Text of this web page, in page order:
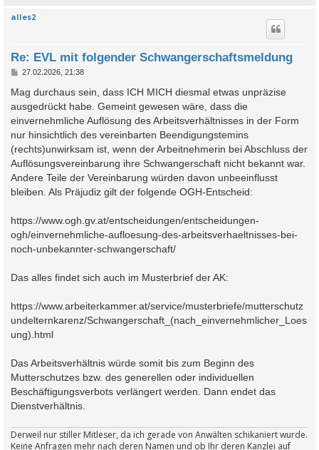
alles2
Re: EVL mit folgender Schwangerschaftsmeldung
B
i
r
a
g
27.02.2026, 21:38
Mag durchaus sein, dass ICH MICH diesmal etwas unpräzise
ausgedrückt habe. Gemeint gewesen wäre, dass die
einvernehmliche Auflösung des Arbeitsverhältnisses in der Form
nur hinsichtlich des vereinbarten Beendigungstemins
(rechts)unwirksam ist, wenn der Arbeitnehmerin bei Abschluss der
Auflösungsvereinbarung ihre Schwangerschaft nicht bekannt war.
Andere Teile der Vereinbarung würden davon unbeeinflusst
bleiben. Als Präjudiz gilt der folgende OGH-Entscheid:
https://www.ogh.gv.at/entscheidungen/entscheidungen-
ogh/einvernehmliche-aufloesung-des-arbeitsverhaeltnisses-bei-
noch-unbekannter-schwangerschaft/
Das alles findet sich auch im Musterbrief der AK:
https://www.arbeiterkammer.at/service/musterbriefe/mutterschutz
undelternkarenz/Schwangerschaft_(nach_einvernehmlicher_Loes
ung).html
Das Arbeitsverhältnis würde somit bis zum Beginn des
Mutterschutzes bzw. des generellen oder individuellen
Beschäftigungsverbots verlängert werden. Dann endet das
Dienstverhältnis.
Derweil nur stiller Mitleser, da ich gerade von Anwälten schikaniert wurde.
Keine Anfragen mehr nach deren Namen und ob Ihr deren Kanzlei auf